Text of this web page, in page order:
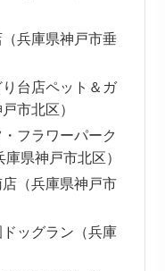
兵庫県神戸市垂
台店ペット＆ガ
市北区）
フラワーパーク
県神戸市北区）
（兵庫県神戸市
ッグラン（兵庫